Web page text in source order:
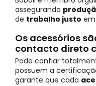
assegurando
de trabalho justo
Os acessórios
contacto direto
Pode confiar
possuem a
garante que cada